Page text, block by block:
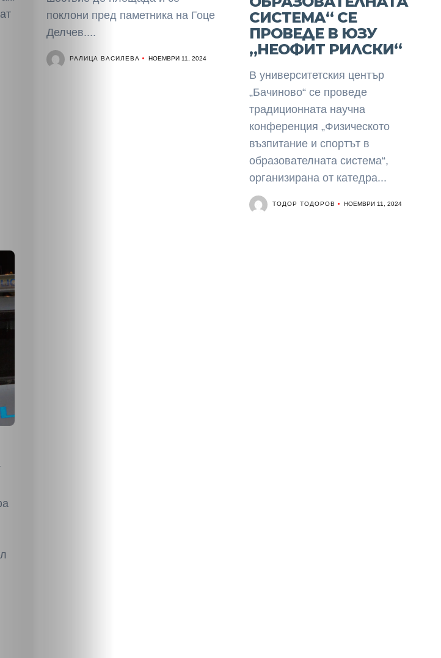
поклони пред паметника на Гоце
Делчев....
РАЛИЦА ВАСИЛЕВА НОЕМВРИ 11, 2024
СИСТЕМА“ СЕ
ПРОВЕДЕ В ЮЗУ
„НЕОФИТ РИЛСКИ“
В университетския център
„Бачиново“ се проведе
традиционната научна
конференция „Физическото
възпитание и спортът в
образователната система“,
организирана от катедра...
ТОДОР ТОДОРОВ НОЕМВРИ 11, 2024